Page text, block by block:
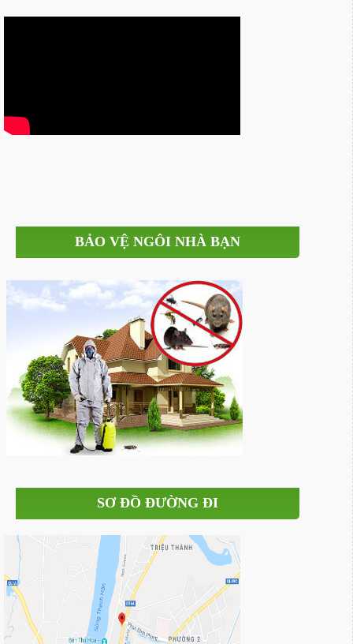
BẢO VỆ NGÔI NHÀ BẠN
SƠ ĐỒ ĐƯỜNG ĐI